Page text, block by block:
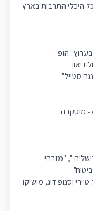
היכלי התרבות בארץ
מוסקבה
", "מזרחי
וסנופ דוג, מושיקו